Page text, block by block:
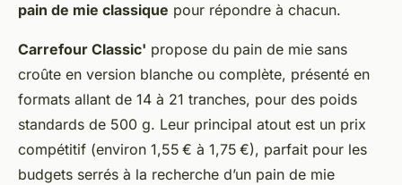
pain de mie classique pour répondre à chacun.
Carrefour Classic' propose du pain de mie sans
croûte en version blanche ou complète, présenté en
formats allant de 14 à 21 tranches, pour des poids
standards de 500 g. Leur principal atout est un prix
compétitif (environ 1,55 € à 1,75 €), parfait pour les
budgets serrés à la recherche d’un pain de mie